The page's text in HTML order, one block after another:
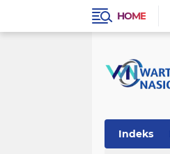
HOME
Indeks